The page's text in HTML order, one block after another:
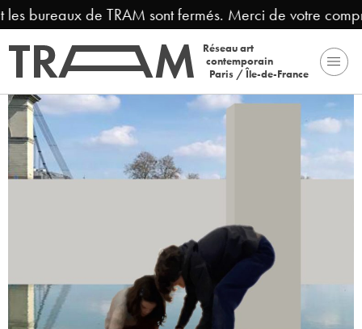
bureaux de TRAM sont fermés. Merci de votre
Réseau art
contemporain
Paris / Île-de-France